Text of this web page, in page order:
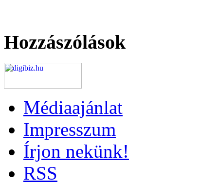
Hozzászólások
Médiaajánlat
Impresszum
Írjon nekünk!
RSS